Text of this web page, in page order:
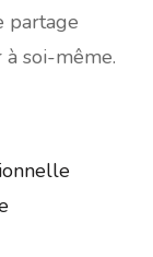
partage
soi-même.